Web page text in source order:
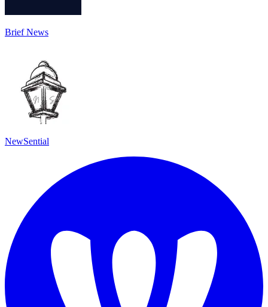
Brief News
NewSential